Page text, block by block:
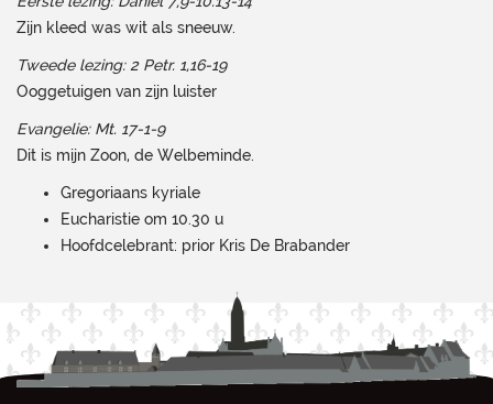
Zijn kleed was wit als sneeuw.
Tweede lezing: 2 Petr. 1,16-19
Ooggetuigen van zijn luister
Evangelie: Mt. 17-1-9
Dit is mijn Zoon, de Welbeminde.
Gregoriaans kyriale
Eucharistie om 10.30 u
Hoofdcelebrant: prior Kris De Brabander